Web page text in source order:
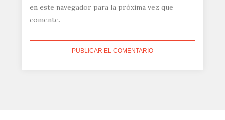
en este navegador para la próxima vez que
comente.